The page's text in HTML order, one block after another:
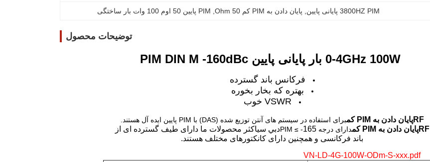
3800HZ PIM پایانی پایین پایان دادن به PIM کم 50 Ohm PIM پایین 50 اوم 100 وات بار ساختگی
توضیحات محصول
0-4GHz 100W بار پایانی پایین PIM DIN M -160dBc
فرکانس باند گسترده
بهتره که بخار بخوره
VSWR خوب
RFپایان دادن به PIM کم برای استفاده در سیستم های آنتن توزیع شده (DAS) با PIM پایین ایده آل هستند.
RFپایان دادن به PIM کم دارای درجه PIM ≤ -165دبي سي
اکثر محصولات ما دارای طیف گسترده ای از
باند فرکانسی و همچنین دارای کانکتورهای مختلف هستند.
VN-LD-4G-100W-ODm-S-xxx.pdf